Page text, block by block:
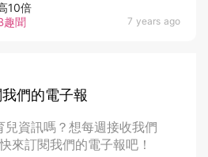
趣聞 7 years ago
10倍
們的電子報
兒資訊嗎？想每週接收我們
來訂閱我們的電子報吧！